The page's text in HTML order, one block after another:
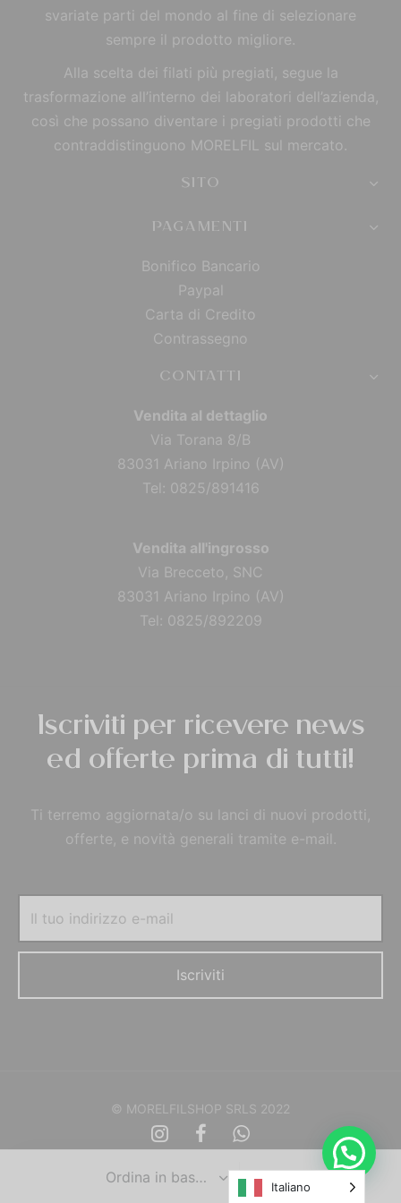
svariate parti del mondo al fine di selezionare
sempre il prodotto migliore.
Alla scelta dei filati più pregiati, segue la
trasformazione all’interno dei laboratori dell’azienda,
così che possano diventare i pregiati prodotti che
contraddistinguono MORELFIL sul mercato.
SITO
PAGAMENTI
Bonifico Bancario
Paypal
Carta di Credito
Contrassegno
CONTATTI
Vendita al dettaglio
Via Torana 8/B
83031 Ariano Irpino (AV)
Tel: 0825/891416
Vendita all'ingrosso
Via Brecceto, SNC
83031 Ariano Irpino (AV)
Tel: 0825/892209
Iscriviti per ricevere news
ed offerte prima di tutti!
Ti terremo aggiornata/o su lanci di nuovi prodotti,
offerte, e novità generali tramite e-mail.
© MORELFILSHOP SRLS 2022
Italiano